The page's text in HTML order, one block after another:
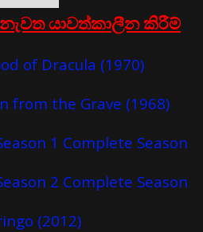
යාවත්කාලීන කිරීම්
of Dracula (1970)
from the Grave (1968)
1 Complete Season
2 Complete Season
(2012)